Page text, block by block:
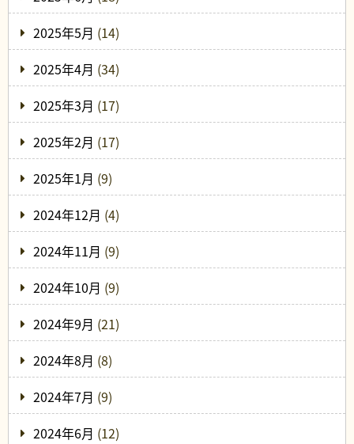
2025年5月 (14)
2025年4月 (34)
2025年3月 (17)
2025年2月 (17)
2025年1月 (9)
2024年12月 (4)
2024年11月 (9)
2024年10月 (9)
2024年9月 (21)
2024年8月 (8)
2024年7月 (9)
2024年6月 (12)